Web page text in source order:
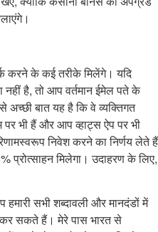
करने के कई तरीके मिलेंगे। यदि
है, तो आप वर्तमान ईमेल पते के
बात यह है कि वे व्यक्तिगत
भी हैं और आप व्हाट्स ऐप पर भी
निवेश करने का निर्णय लेते हैं
प्रोत्साहन मिलेगा। उदाहरण के लिए,
सभी शब्दावली और मानदंडों में
सकते हैं। मेरे पास भारत से